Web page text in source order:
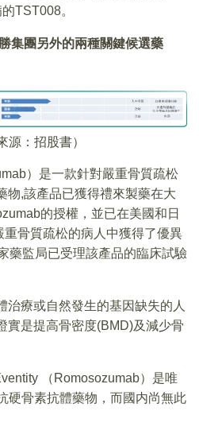
TST008。
集團另外的兩種關鍵候選藥
源：招股書）
）是一款針對嚴重骨質疏松
物,該產品已獲得禮來製藥在大
的授權，並已在美國和日
骨質疏松的病人中獲得了優異
藥監局已受理該產品的臨床試驗
治療或自然發生的基因缺失的人
實是提高骨密度(BMD)及減少骨
（Romosozumab）是唯
硬骨素抗體藥物，而國内尚無此